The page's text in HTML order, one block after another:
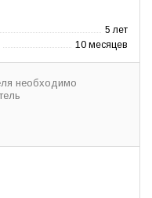
5 лет
10 месяцев
необходимо